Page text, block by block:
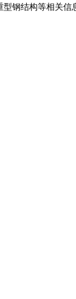
钢结构等相关信